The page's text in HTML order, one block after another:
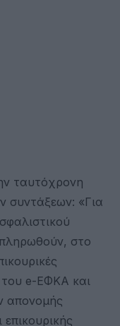
ταυτόχρονη
συντάξεων: «Για
στο
e-EΦΚΑ και
απονομής